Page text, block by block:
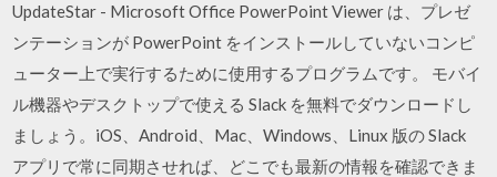
UpdateStar - Microsoft Office PowerPoint Viewer は、プレゼ
ンテーションが PowerPoint をインストールしていないコンピ
ューター上で実行するために使用するプログラムです。 モバイ
ル機器やデスクトップで使える Slack を無料でダウンロードし
ましょう。iOS、Android、Mac、Windows、Linux 版の Slack
アプリで常に同期させれば、どこでも最新の情報を確認できま